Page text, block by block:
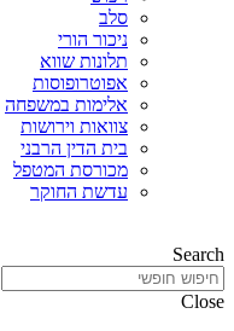
סלב
ניכור הורי
תלונות שווא
אפוטרופוסות
אלימות במשפחה
צוואות וירושות
בית הדין הרבני
מכורסת המטפל
עדשת החוקר
Search
Close